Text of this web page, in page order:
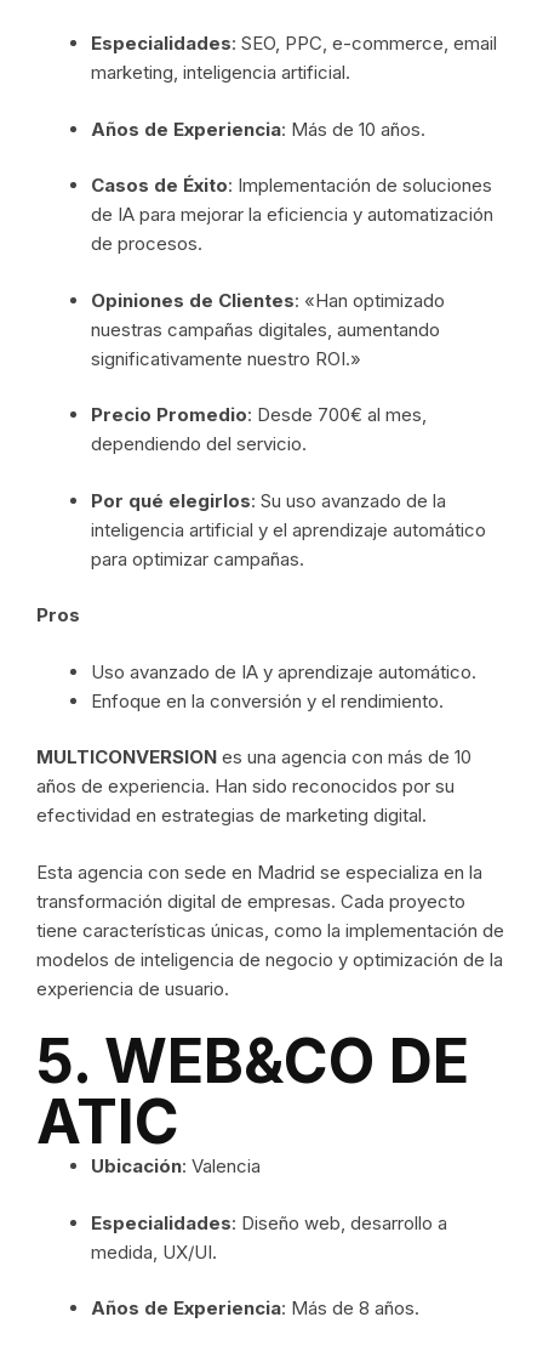
Especialidades: SEO, PPC, e-commerce, email
marketing, inteligencia artificial.
Años de Experiencia: Más de 10 años.
Casos de Éxito: Implementación de soluciones
de IA para mejorar la eficiencia y automatización
de procesos.
Opiniones de Clientes: «Han optimizado
nuestras campañas digitales, aumentando
significativamente nuestro ROI.»
Precio Promedio: Desde 700€ al mes,
dependiendo del servicio.
Por qué elegirlos: Su uso avanzado de la
inteligencia artificial y el aprendizaje automático
para optimizar campañas.
Pros
Uso avanzado de IA y aprendizaje automático.
Enfoque en la conversión y el rendimiento.
MULTICONVERSION es una agencia con más de 10
años de experiencia. Han sido reconocidos por su
efectividad en estrategias de marketing digital.
Esta agencia con sede en Madrid se especializa en la
transformación digital de empresas. Cada proyecto
tiene características únicas, como la implementación de
modelos de inteligencia de negocio y optimización de la
experiencia de usuario.
5. WEB&CO DE
ATIC
Ubicación: Valencia
Especialidades: Diseño web, desarrollo a
medida, UX/UI.
Años de Experiencia: Más de 8 años.